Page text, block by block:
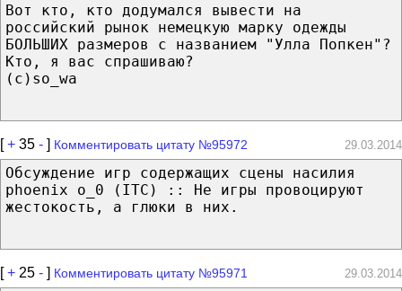
Вот кто, кто додумался вывести на
российский рынок немецкую марку одежды
БОЛЬШИХ размеров с названием "Улла Попкен"?
Кто, я вас спрашиваю?
(c)so_wa
[+ 35 - ] Комментировать цитату №95972 29.03.2014
Обсуждение игр содержащих сцены насилия
phoenix o_0 (ITC) :: Не игры провоцируют
жестокость, а глюки в них.
[+ 25 - ] Комментировать цитату №95971 29.03.2014